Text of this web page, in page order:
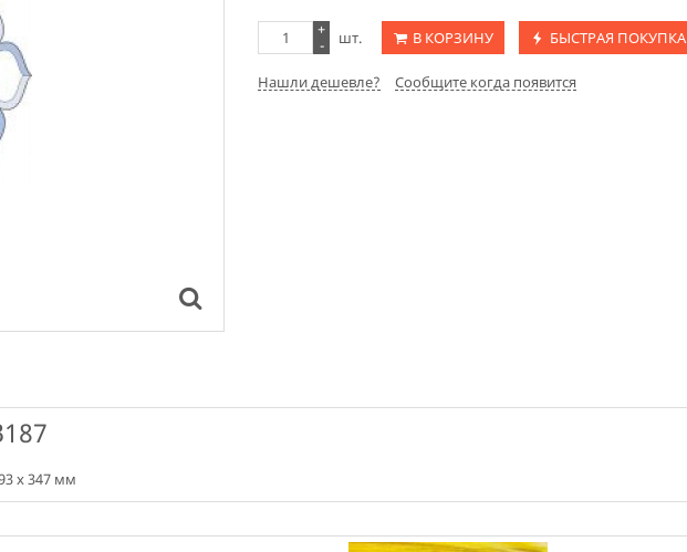
+
-
шт. В КОРЗИНУ БЫСТРАЯ ПОКУПКА
Нашли дешевле? Сообщите когда появится
х 347 мм